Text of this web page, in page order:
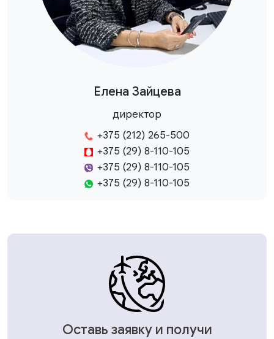
Елена Зайцева
директор
+375 (212) 265-500
+375 (29) 8-110-105
+375 (29) 8-110-105
+375 (29) 8-110-105
Оставь заявку и получи